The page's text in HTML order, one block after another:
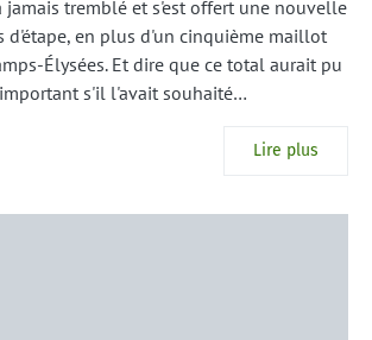
jamais tremblé et s'est offert une nouvelle
d'étape, en plus d'un cinquième maillot
Élysées. Et dire que ce total aurait pu
s'il l'avait souhaité…
Lire plus